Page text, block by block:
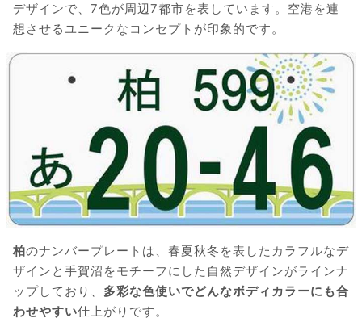
デザインで、7色が周辺7都市を表しています。空港を連
想させるユニークなコンセプトが印象的です。
柏のナンバープレートは、春夏秋冬を表したカラフルなデ
ザインと手賀沼をモチーフにした自然デザインがラインナ
ップしており、 多彩な色使いでどんなボディカラーにも合
わせやすい仕上がりです。